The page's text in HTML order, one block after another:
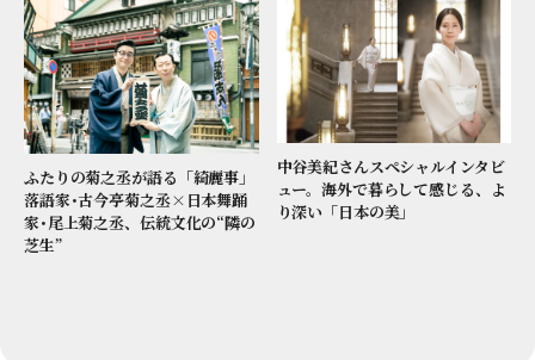
ふたりの菊之丞が語る「綺麗事」
落語家･古今亭菊之丞×日本舞踊
家･尾上菊之丞、伝統文化の“隣の
芝生”
中谷美紀さんスペシャルインタビ
ュー。海外で暮らして感じる、よ
り深い「日本の美」